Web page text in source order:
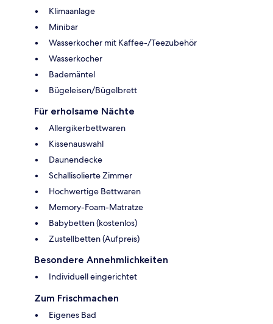
Klimaanlage
Minibar
Wasserkocher mit Kaffee-/Teezubehör
Wasserkocher
Bademäntel
Bügeleisen/Bügelbrett
Für erholsame Nächte
Allergikerbettwaren
Kissenauswahl
Daunendecke
Schallisolierte Zimmer
Hochwertige Bettwaren
Memory-Foam-Matratze
Babybetten (kostenlos)
Zustellbetten (Aufpreis)
Besondere Annehmlichkeiten
Individuell eingerichtet
Zum Frischmachen
Eigenes Bad